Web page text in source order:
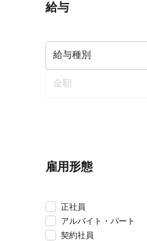
給与
雇用形態
正社員
アルバイト・パート
契約社員